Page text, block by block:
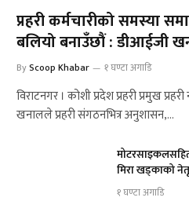
प्रहरी कर्मचारीको समस्या
बलियो बनाउँछौं : डीआईजी
ByScoop Khabar १ घण्टा अगाडि
विराटनगर । कोशी प्रदेश प्रहरी प्रमुख
खनालले प्रहरी संगठनभित्र अनुशासन,…
मिरा खड्काको
१ घण्टा अगाडि